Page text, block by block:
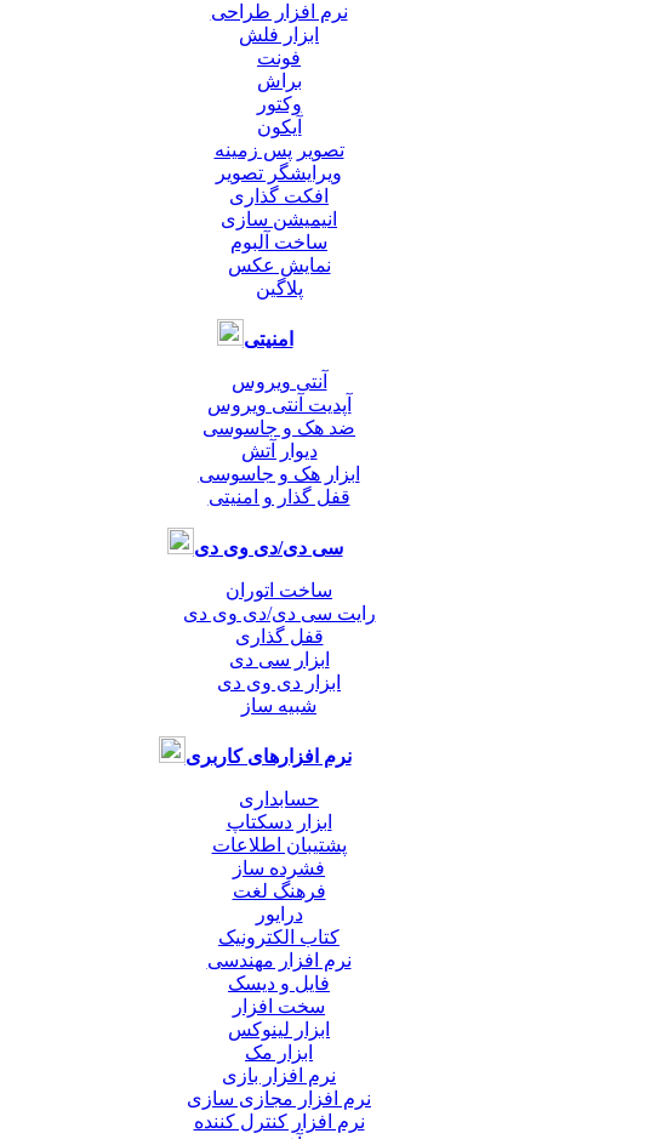
نرم افزار طراحی
ابزار فلش
فونت
براش
وکتور
آیکون
تصویر پس زمینه
ویرایشگر تصویر
افکت گذاری
انیمیشن سازی
ساخت آلبوم
نمایش عکس
پلاگین
امنیتی
آنتی ویروس
آپدیت آنتی ویروس
ضد هک و جاسوسی
دیوار آتش
ابزار هک و جاسوسی
قفل گذار و امنیتی
سی دی/دی وی دی
ساخت اتوران
رایت سی دی/دی وی دی
قفل گذاری
ابزار سی دی
ابزار دی وی دی
شبیه ساز
نرم افزارهای کاربری
حسابداری
ابزار دسکتاپ
پشتیبان اطلاعات
فشرده ساز
فرهنگ لغت
درایور
کتاب الکترونیک
نرم افزار مهندسی
فایل و دیسک
سخت افزار
ابزار لینوکس
ابزار مک
نرم افزار بازی
نرم افزار مجازی سازی
نرم افزار کنترل کننده